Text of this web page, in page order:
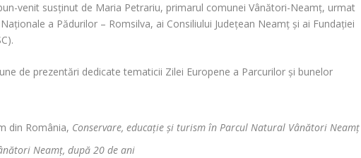
venit susținut de Maria Petrariu, primarul comunei Vânători-Neamț, urmat
a Pădurilor – Romsilva, ai Consiliului Județean Neamț și ai Fundației
de prezentări dedicate tematicii Zilei Europene a Parcurilor și bunelor
din România, Conservare, educație și turism în Parcul Natural Vânători Neamț
Neamț, după 20 de ani